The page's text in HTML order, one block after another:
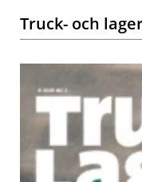
Truck- och